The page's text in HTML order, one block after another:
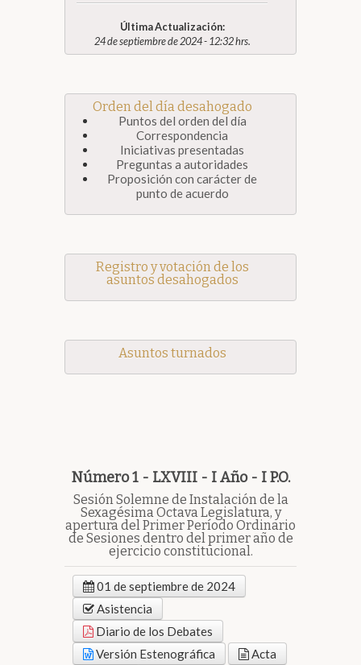
Última Actualización:
24 de septiembre de 2024 - 12:32 hrs.
Orden del día desahogado
Puntos del orden del día
Correspondencia
Iniciativas presentadas
Preguntas a autoridades
Proposición con carácter de
punto de acuerdo
Registro y votación de los
asuntos desahogados
Asuntos turnados
Número 1 - LXVIII - I Año - I P.O.
Sesión Solemne de Instalación de la
Sexagésima Octava Legislatura, y
apertura del Primer Período Ordinario
de Sesiones dentro del primer año de
ejercicio constitucional.
01 de septiembre de 2024
Asistencia
Diario de los Debates
Versión Estenográfica
Acta